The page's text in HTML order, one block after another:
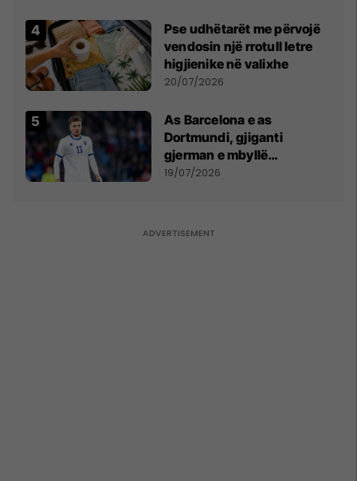
Pse udhëtarët me përvojë
vendosin një rrotull letre
higjienike në valixhe
20/07/2026
As Barcelona e as
Dortmundi, gjiganti
gjerman e mbyllë
marrëveshjen për Fisnik
19/07/2026